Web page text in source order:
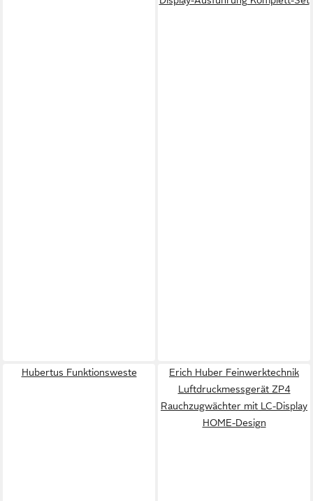
Hubertus Funktionsweste
Erich Huber Feinwerktechnik
Luftdruckmessgerät ZP4
Rauchzugwächter mit LC-Display
HOME-Design